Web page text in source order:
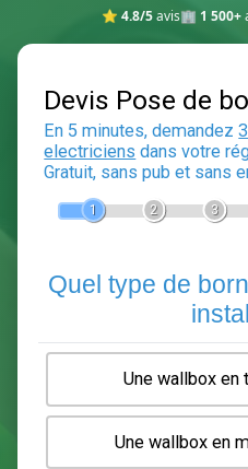
⭐ 4.8/5avis🏢 1 500+
Devis Pose
En 5 minutes,
Gratuit, sans pub et
2
Quel type de